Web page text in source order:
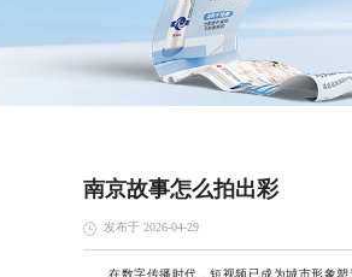
南京故事怎么拍出彩
发布于 2026-04-29
在数字传播时代，短视频已成为城市形象塑